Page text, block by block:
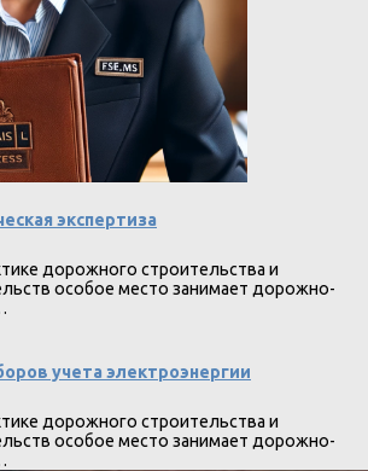
экспертиза
дорожного строительства и
особое место занимает дорожно-
учета электроэнергии
дорожного строительства и
особое место занимает дорожно-